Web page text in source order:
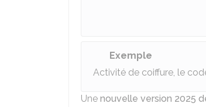
Exemple
Activité de coiffure, le
Une nouvelle version 2025